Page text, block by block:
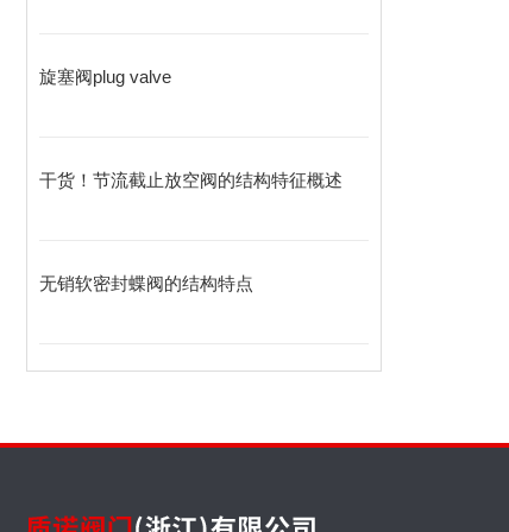
旋塞阀plug valve
干货！节流截止放空阀的结构特征概述
无销软密封蝶阀的结构特点